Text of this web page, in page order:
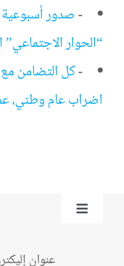
-
“الحوار
-كل التضامن مع
اضراب عام وطني،
Toggle
عنوان